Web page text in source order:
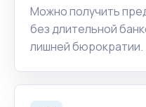
Можно получить
без длительной
лишней бюрократии.